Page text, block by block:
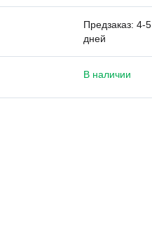
Предзаказ: 4-5
дней
В наличии